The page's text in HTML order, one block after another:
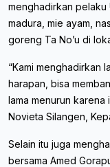
menghadirkan pelaku
madura, mie ayam,
goreng Ta No’u di
“Kami menghadirkan
harapan, bisa
lama menurun karena
Novieta Silangen,
Selain itu juga
bersama Amed